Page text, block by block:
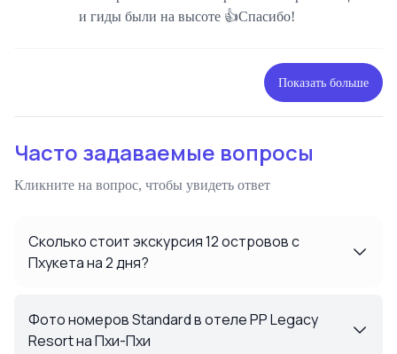
и гиды были на высоте 👍Спасибо!
Показать больше
Часто задаваемые вопросы
Кликните на вопрос, чтобы увидеть ответ
Сколько стоит экскурсия 12 островов с
Пхукета на 2 дня?
Фото номеров Standard в отеле PP Legacy
Resort на Пхи-Пхи